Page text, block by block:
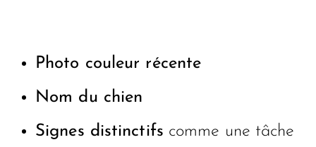
Photo couleur récente
Nom du chien
Signes distinctifs comme une tâche